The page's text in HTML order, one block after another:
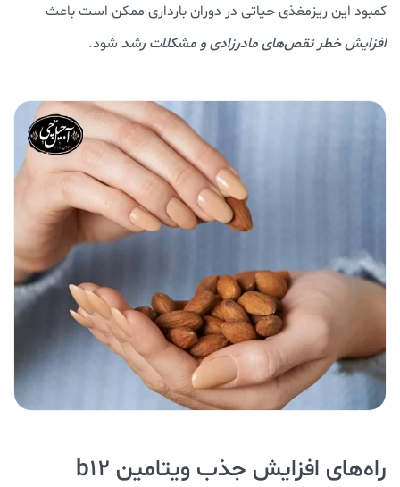
کمبود این ریزمغذی حیاتی در دوران بارداری ممکن است باعث
افزایش خطر نقص‌های مادرزادی و مشکلات رشد شود.
راه‌های افزایش جذب ویتامین b12